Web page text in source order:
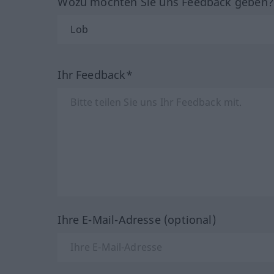
Ihr Feedback*
Ihre E-Mail-Adresse (optional)